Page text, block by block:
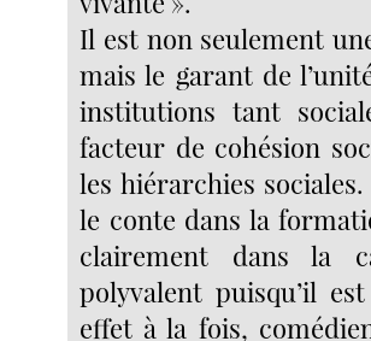
Il est non seulement
mais le garant de
institutions tant
facteur de cohésion
les hiérarchies
le conte dans la
clairement dans la
polyvalent puisqu’il
effet à la fois,